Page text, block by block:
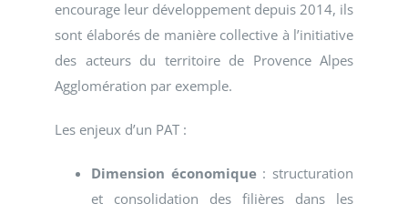
encourage leur développement depuis 2014, ils
sont élaborés de manière collective à l’initiative
des acteurs du territoire de Provence Alpes
Agglomération par exemple.
Les enjeux d’un PAT :
Dimension économique : structuration
et consolidation des filières dans les